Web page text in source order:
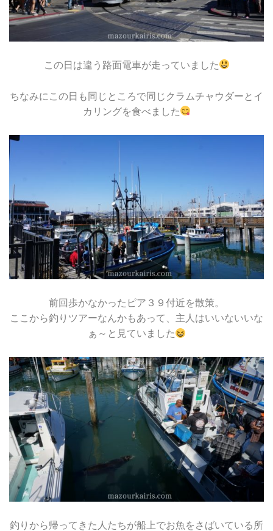
この日は違う路面電車が走っていました
ちなみにこの日も同じところで同じクラムチャウダーとイ
カリングを食べました
前回歩かなかったピア３９付近を散策。
ここから釣りツアーなんかもあって、主人はいいないいな
ぁ～と見ていました
釣りから帰ってきた人たちが船上でお魚をさばいている所